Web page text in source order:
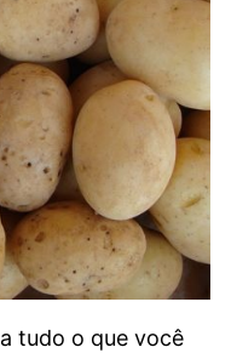
tudo o que você